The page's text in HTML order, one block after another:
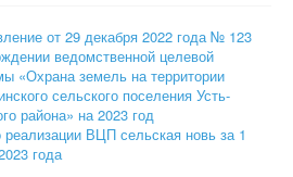
от 29 декабря 2022 года № 123
ведомственной целевой
«Охрана земель на территории
сельского поселения Усть-
района» на 2023 год
реализации ВЦП сельская новь за 1
года